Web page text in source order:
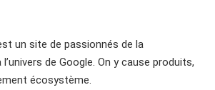
un site de passionnés de la
de Google. On y cause produits,
écosystème.